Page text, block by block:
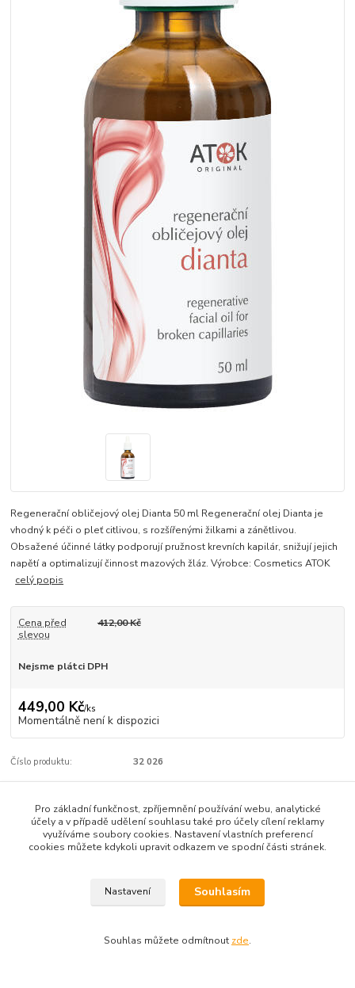
Regenerační obličejový olej Dianta 50 ml Regenerační olej Dianta je
vhodný k péči o pleť citlivou, s rozšířenými žilkami a zánětlivou.
Obsažené účinné látky podporují pružnost krevních kapilár, snižují jejich
napětí a optimalizují činnost mazových žláz. Výrobce: Cosmetics ATOK
celý popis
Cena před
slevou
412,00 Kč
Nejsme plátci DPH
449,00 Kč/ks
Momentálně není k dispozici
Číslo produktu: 32 026
Kompletní specifikace
Regenerační obličejový olej Dianta 50 ml
s rozšířenými žilkami a zánětlivou. Obsažené účinné látky
podporují pružnost krevních kapilár, snižují jejich napětí a
Cosmetics ATOK
Pro základní funkčnost, zpříjemnění používání webu, analytické
účely a v případě udělení souhlasu také pro účely cílení reklamy
využíváme soubory cookies. Nastavení vlastních preferencí
cookies můžete kdykoli upravit odkazem ve spodní části stránek.
Nastavení Souhlasím
Souhlas můžete odmítnout zde.